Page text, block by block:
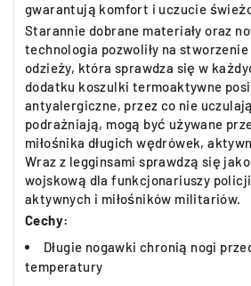
gwarantują komfort i uczucie
Starannie dobrane materiały oraz
technologia pozwoliły na
odzieży, która sprawdza się w
dodatku koszulki termoaktywne
antyalergiczne, przez co nie
podrażniają, mogą być używane
miłośnika długich wędrówek,
Wraz z legginsami sprawdzą się
wojskową dla funkcjonariuszy
aktywnych i miłośników militariów.
Cechy:
Długie nogawki chronią nogi
temperatury